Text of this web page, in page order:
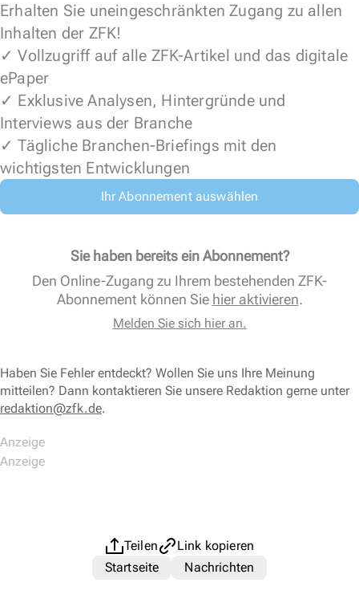
Erhalten Sie uneingeschränkten Zugang zu allen
Inhalten der ZFK!
✓ Vollzugriff auf alle ZFK-Artikel und das digitale
ePaper
✓ Exklusive Analysen, Hintergründe und
Interviews aus der Branche
✓ Tägliche Branchen-Briefings mit den
wichtigsten Entwicklungen
Ihr Abonnement auswählen
Sie haben bereits ein Abonnement?
Den Online-Zugang zu Ihrem bestehenden ZFK-
Abonnement können Sie hier aktivieren.
Melden Sie sich hier an.
Haben Sie Fehler entdeckt? Wollen Sie uns Ihre Meinung
mitteilen? Dann kontaktieren Sie unsere Redaktion gerne unter
redaktion@zfk.de.
Teilen
Link kopieren
Startseite
Nachrichten